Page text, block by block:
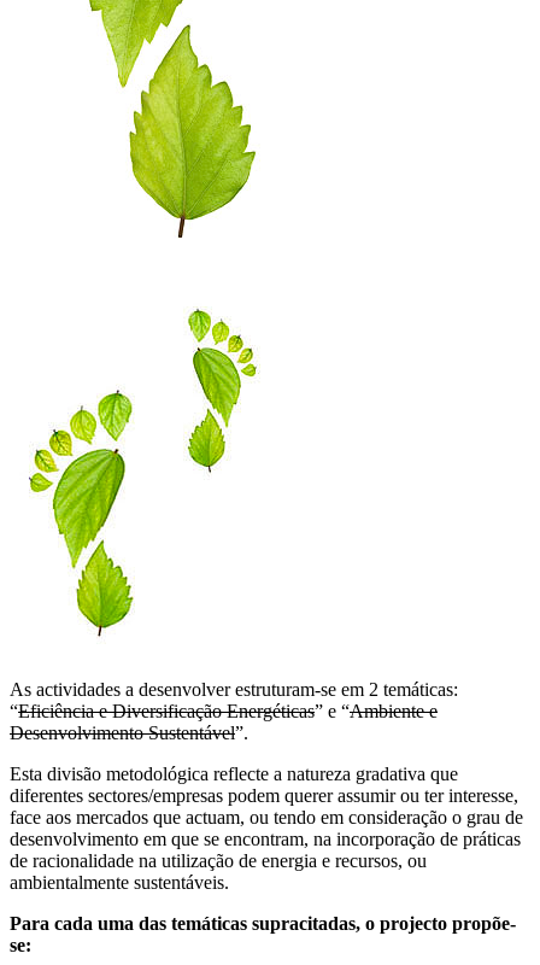
As actividades a desenvolver estruturam-se em 2 temáticas:
“Eficiência e Diversificação Energéticas” e “Ambiente e
Desenvolvimento Sustentável”.
Esta divisão metodológica reflecte a natureza gradativa que
diferentes sectores/empresas podem querer assumir ou ter interesse,
face aos mercados que actuam, ou tendo em consideração o grau de
desenvolvimento em que se encontram, na incorporação de práticas
de racionalidade na utilização de energia e recursos, ou
ambientalmente sustentáveis.
Para cada uma das temáticas supracitadas, o projecto propõe-
se: